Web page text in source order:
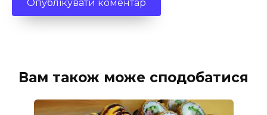
Вам також може сподобатися